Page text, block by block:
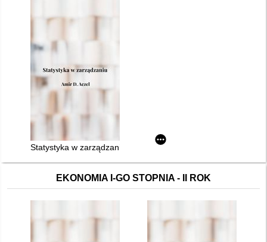
Statystyka w zarządzaniu : pełny wykład
EKONOMIA I-GO STOPNIA - II ROK